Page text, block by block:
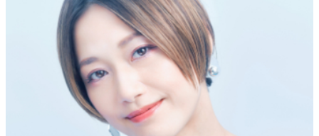
saringROCK
1980年10月12日
大阪府